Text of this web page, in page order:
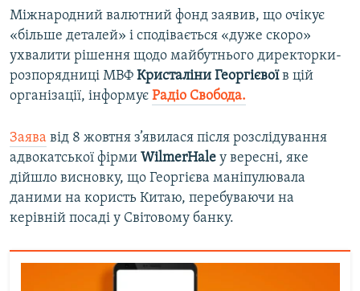
Міжнародний валютний фонд заявив, що очікує
«більше деталей» і сподівається «дуже скоро»
ухвалити рішення щодо майбутнього директорки-
розпорядниці МВФ Кристаліни Георгієвоїв цій
організації, інформує Радіо Свобода.
Заява від 8 жовтня з’явилася після розслідування
адвокатської фірми WilmerHale у вересні, яке
дійшло висновку, що Георгієва маніпулювала
даними на користь Китаю, перебуваючи на
керівній посаді у Світовому банку.